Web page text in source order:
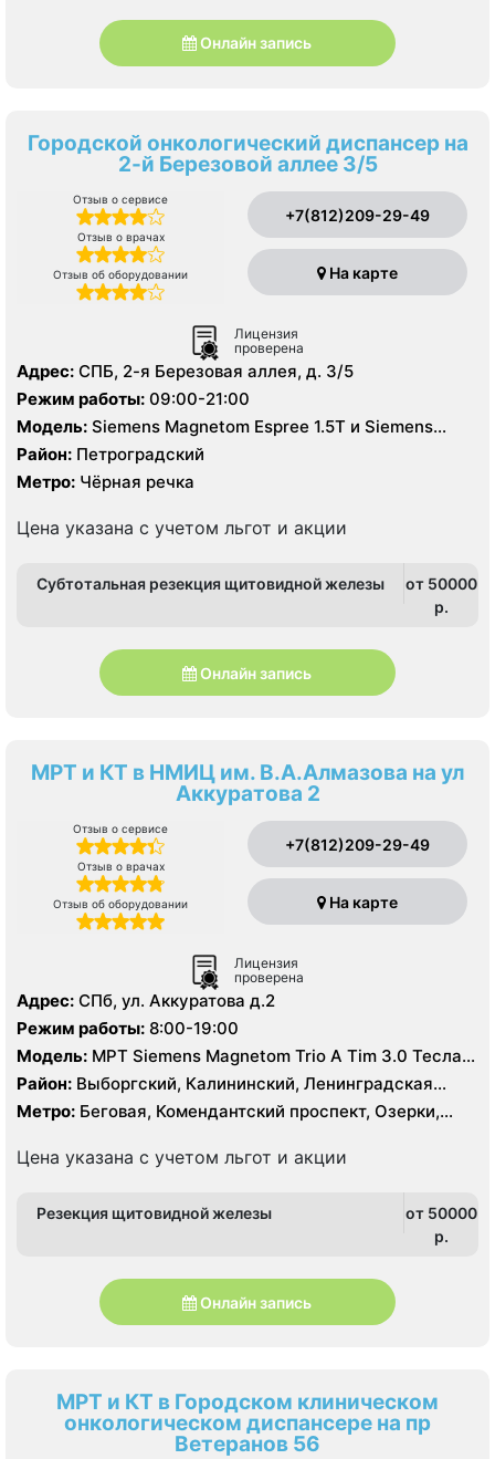
Онлайн запись
Городской онкологический диспансер на
2-й Березовой аллее 3/5
Отзыв о сервисе
Отзыв о врачах
Отзыв об оборудовании
+7(812)209-29-49
На карте
Лицензия
проверена
Адрес: СПБ, 2-я Березовая аллея, д. 3/5
Режим работы: 09:00-21:00
Модель: Siemens Magnetom Espree 1.5T и Siemens
Magnetom Area 1.5T, КТ 128 срезов, УЗИ экспертного
класса, цифровой рентген
Район: Петроградский
Метро: Чёрная речка
Цена указана с учетом льгот и акции
Субтотальная резекция щитовидной железы
от 50000
p.
Онлайн запись
МРТ и КТ в НМИЦ им. В.А.Алмазова на ул
Аккуратова 2
Отзыв о сервисе
Отзыв о врачах
Отзыв об оборудовании
+7(812)209-29-49
На карте
Лицензия
проверена
Адрес: СПб, ул. Аккуратова д.2
Режим работы: 8:00-19:00
Модель: МРТ Siemens Magnetom Trio A Tim 3.0 Тесла,
МРТ полуоткрытого типа Siemens Espree 1.5 Тесла, КТ
Siemens Somatom Definition 128 срезов
Район: Выборгский, Калининский, Ленинградская
область, Приморский
Метро: Беговая, Комендантский проспект, Озерки,
Цена указана с учетом льгот и акции
Резекция щитовидной железы
от 50000
p.
Онлайн запись
МРТ и КТ в Городском клиническом
онкологическом диспансере на пр
Ветеранов 56